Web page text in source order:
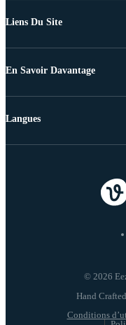
Liens Du Site
En Savoir Davantage
© 2026
Conditions
Langues